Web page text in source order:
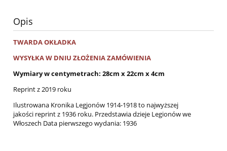
Opis
TWARDA OKŁADKA
WYSYŁKA W DNIU ZŁOŻENIA ZAMÓWIENIA
Wymiary w centymetrach: 28cm x 22cm x 4cm
Reprint z 2019 roku
Ilustrowana Kronika Legjonów 1914-1918 to najwyższej
jakości reprint z 1936 roku. Przedstawia dzieje Legionów we
Włoszech Data pierwszego wydania: 1936